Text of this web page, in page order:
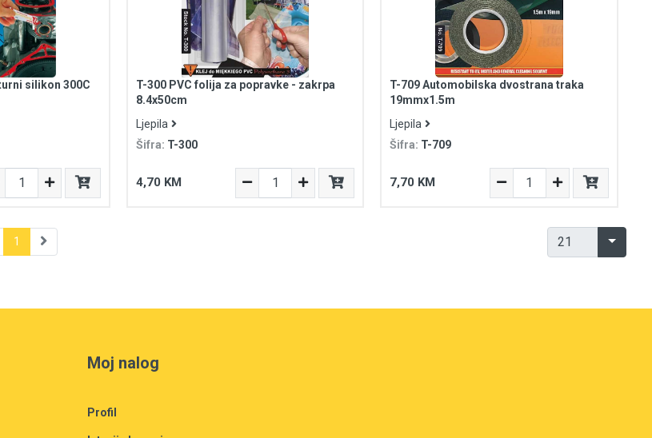
silikon 300C
T-300 PVC folija za popravke - zakrpa
8.4x50cm
Ljepila
Šifra: T-300
4,70 KM
T-709 Automobilska dvostrana traka
19mmx1.5m
Ljepila
Šifra: T-709
7,70 KM
1
Moj nalog
Profil